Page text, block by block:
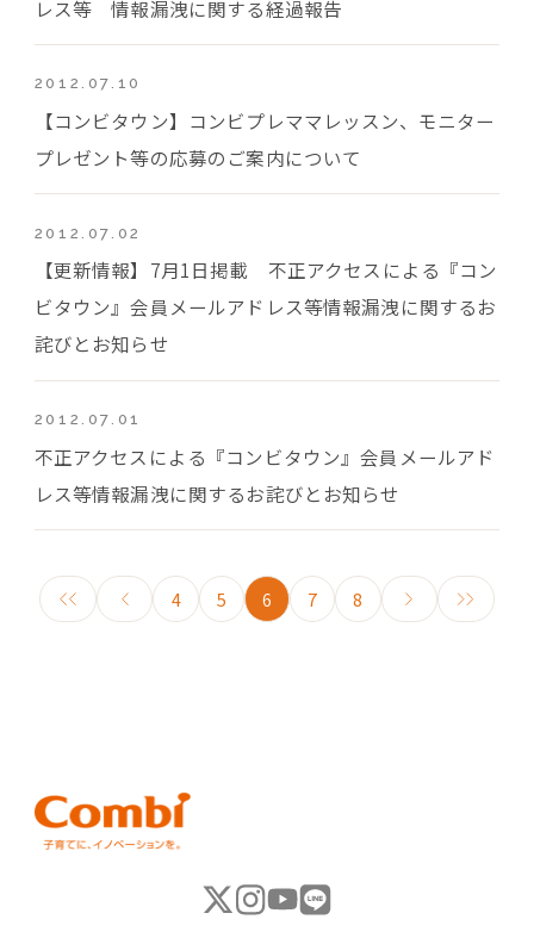
レス等 情報漏洩に関する経過報告
2012.07.10
【コンビタウン】コンビプレママレッスン、モニター
プレゼント等の応募のご案内について
2012.07.02
【更新情報】7月1日掲載 不正アクセスによる『コン
ビタウン』会員メールアドレス等情報漏洩に関するお
詫びとお知らせ
2012.07.01
不正アクセスによる『コンビタウン』会員メールアド
レス等情報漏洩に関するお詫びとお知らせ
4 5 6 7 8